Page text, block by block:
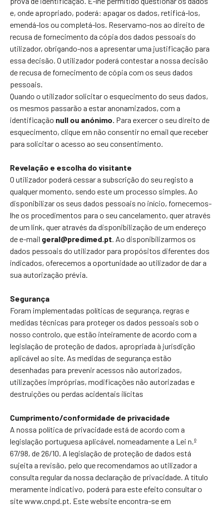
e, onde apropriado, poderá: apagar os dados, retificá-los,
emendá-los ou completá-los. Reservamo-nos ao direito de
recusa de fornecimento da cópia dos dados pessoais do
utilizador, obrigando-nos a apresentar uma justificação para
essa decisão. O utilizador poderá contestar a nossa decisão
de recusa de fornecimento de cópia com os seus dados
pessoais.
Quando o utilizador solicitar o esquecimento do seus dados,
os mesmos passarão a estar anonamizados, com a
identificação null ou anónimo. Para exercer o seu direito de
esquecimento, clique em não consentir no email que receber
para solicitar o acesso ao seu consentimento.
Revelação e escolha do visitante
O utilizador poderá cessar a subscrição do seu registo a
qualquer momento, sendo este um processo simples. Ao
disponibilizar os seus dados pessoais no início, fornecemos-
lhe os procedimentos para o seu cancelamento, quer através
de um link, quer através da disponibilização de um endereço
de e-mail geral@predimed.pt. Ao disponibilizarmos os
dados pessoais do utilizador para propósitos diferentes dos
indicados, oferecemos a oportunidade ao utilizador de dar a
sua autorização prévia.
Segurança
Foram implementadas políticas de segurança, regras e
medidas técnicas para proteger os dados pessoais sob o
nosso controlo, que estão inteiramente de acordo com a
legislação de proteção de dados, apropriada à jurisdição
aplicável ao site. As medidas de segurança estão
desenhadas para prevenir acessos não autorizados,
utilizações impróprias, modificações não autorizadas e
destruições ou perdas acidentais ilícitas
Cumprimento/conformidade de privacidade
A nossa política de privacidade está de acordo com a
legislação portuguesa aplicável, nomeadamente a Lei n.º
67/98, de 26/10. A legislação de proteção de dados está
sujeita a revisão, pelo que recomendamos ao utilizador a
consulta regular da nossa declaração de privacidade. A título
meramente indicativo, poderá para este efeito consultar o
site www.cnpd.pt. Este website encontra-se em